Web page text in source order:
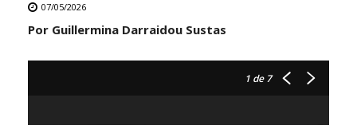
07/05/2026
Por Guillermina Darraidou Sustas
1 de 7